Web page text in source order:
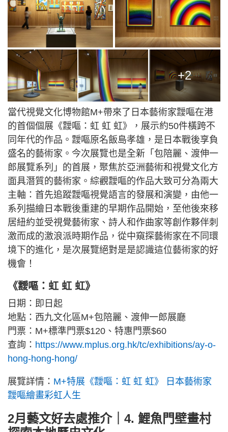
+2
當代視覺文化博物館M+帶來了日本藝術家靉嘔在港
的首個個展《靉嘔：虹 虹 虹》，展示約50件橫跨不
同年代的作品。靉嘔原名飯島孝雄，是日本戰後享負
盛名的藝術家。今次展覽也是全新「包陪麗、渡伸一
郎展覽系列」的首展，聚焦於亞洲藝術和視覺文化方
面具潛質的藝術家。綜觀靉嘔的作品大致可分為兩大
主軸：首先追蹤靉嘔視覺語言的發展和演變，由他一
系列描繪日本戰後重建的早期作品開始，至他後來移
居紐約並受視覺藝術家、詩人和作曲家等創作夥伴刺
激而成的激浪派時期作品，從中窺探藝術家在不同環
境下的進化，是次展覽絕對是是認識這位藝術家的好
機會！
《靉嘔：虹 虹 虹》
日期：即日起
地點：西九文化區M+包陪麗、渡伸一郎展廳
門票：M+標準門票$120、特惠門票$60
查詢： https://www.mplus.org.hk/tc/exhibitions/ay-o-
hong-hong-hong/
展覽詳情： M+特展《靉嘔：虹 虹 虹》 日本藝術家
靉嘔繪畫彩虹人生
2月藝文好去處推介｜4. 鯉魚門壁畫村